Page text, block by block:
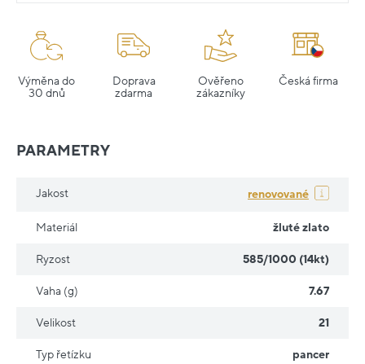
Výměna do
30 dnů
Doprava
zdarma
Ověřeno
zákazníky
Česká firma
PARAMETRY
Jakost renovované
Materiál žluté zlato
Ryzost 585/1000 (14kt)
Vaha (g) 7.67
Velikost 21
Typ řetízku pancer